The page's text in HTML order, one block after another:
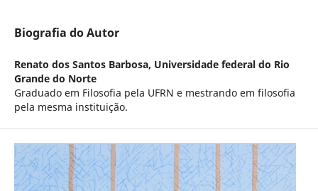
Biografia do Autor
Renato dos Santos Barbosa, Universidade federal do Rio
Grande do Norte
Graduado em Filosofia pela UFRN e mestrando em filosofia
pela mesma instituição.